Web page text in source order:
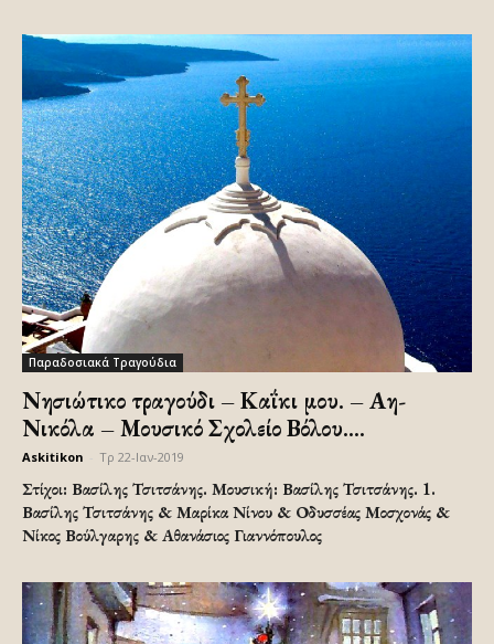
Παραδοσιακά Τραγούδια
Νησιώτικο τραγούδι – Καΐκι μου. – Αη-
Νικόλα – Μουσικό Σχολείο Βόλου....
Askitikon Τρ 22-Ιαν-2019
Στίχοι: Βασίλης Τσιτσάνης. Μουσική: Βασίλης Τσιτσάνης. 1.
Βασίλης Τσιτσάνης & Μαρίκα Νίνου & Οδυσσέας Μοσχονάς &
Νίκος Βούλγαρης & Αθανάσιος Γιαννόπουλος